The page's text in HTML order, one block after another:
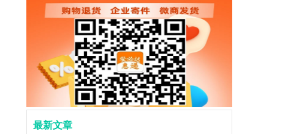
最新文章